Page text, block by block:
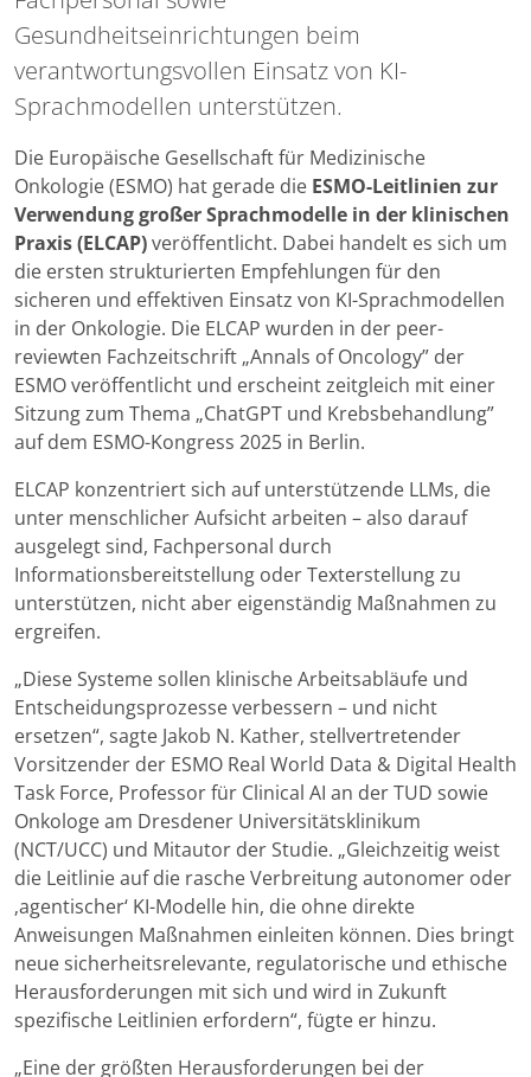
Gesundheitseinrichtungen beim
verantwortungsvollen Einsatz von KI-
Sprachmodellen unterstützen.
Die Europäische Gesellschaft für Medizinische
Onkologie (ESMO) hat gerade die ESMO-Leitlinien zur
Verwendung großer Sprachmodelle in der klinischen
Praxis (ELCAP)veröffentlicht. Dabei handelt es sich um
die ersten strukturierten Empfehlungen für den
sicheren und effektiven Einsatz von KI-Sprachmodellen
in der Onkologie. Die ELCAP wurden in der peer-
reviewten Fachzeitschrift „Annals of Oncology” der
ESMO veröffentlicht und erscheint zeitgleich mit einer
Sitzung zum Thema „ChatGPT und Krebsbehandlung”
auf dem ESMO-Kongress 2025 in Berlin.
ELCAP konzentriert sich auf unterstützende LLMs, die
unter menschlicher Aufsicht arbeiten – also darauf
ausgelegt sind, Fachpersonal durch
Informationsbereitstellung oder Texterstellung zu
unterstützen, nicht aber eigenständig Maßnahmen zu
ergreifen.
„Diese Systeme sollen klinische Arbeitsabläufe und
Entscheidungsprozesse verbessern – und nicht
ersetzen“, sagte Jakob N. Kather, stellvertretender
Vorsitzender der ESMO Real World Data & Digital Health
Task Force, Professor für Clinical AI an der TUD sowie
Onkologe am Dresdener Universitätsklinikum
(NCT/UCC) und Mitautor der Studie. „Gleichzeitig weist
die Leitlinie auf die rasche Verbreitung autonomer oder
‚agentischer‘ KI-Modelle hin, die ohne direkte
Anweisungen Maßnahmen einleiten können. Dies bringt
neue sicherheitsrelevante, regulatorische und ethische
Herausforderungen mit sich und wird in Zukunft
spezifische Leitlinien erfordern“, fügte er hinzu.
„Eine der größten Herausforderungen bei der